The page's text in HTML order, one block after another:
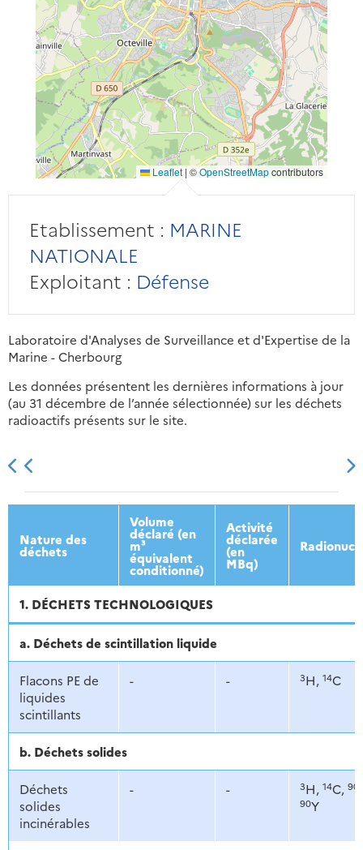
Leaflet | ©OpenStreetMapcontributors
Etablissement : MARINE
NATIONALE
Exploitant : Défense
Laboratoire d'Analyses de Surveillance et d'Expertise de la
Marine - Cherbourg
Les données présentent les dernières informations à jour
(au 31 décembre de l’année sélectionnée) sur les déchets
radioactifs présents sur le site.
2013 2014 2015 2016
Nature des
déchets
Volume
déclaré (en
m³
équivalent
conditionné)
Activité
déclarée
(en
MBq)
1. DÉCHETS TECHNOLOGIQUES
a. Déchets de scintillation liquide
Flacons PE de
liquides
scintillants
- - 3H, 14C
b. Déchets solides
Déchets
solides
incinérables
- - 3H, 14C, 90
90Y